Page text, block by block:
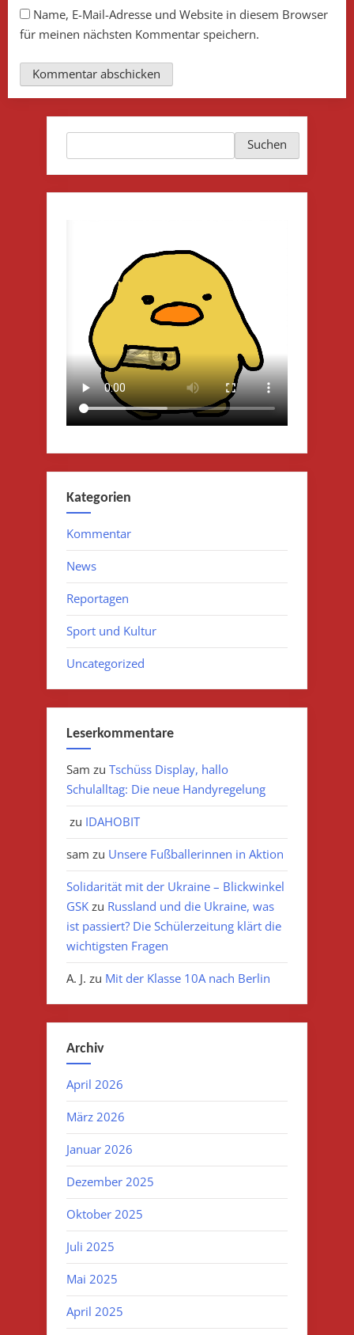
Name, E-Mail-Adresse und Website in diesem Browser
für meinen nächsten Kommentar speichern.
Suchen
Kategorien
Kommentar
News
Reportagen
Sport und Kultur
Uncategorized
Leserkommentare
Sam zu Tschüss Display, hallo
Schulalltag: Die neue Handyregelung
zu IDAHOBIT
sam zu Unsere Fußballerinnen in Aktion
Solidarität mit der Ukraine – Blickwinkel
GSK zu Russland und die Ukraine, was
ist passiert? Die Schülerzeitung klärt die
wichtigsten Fragen
A. J. zu Mit der Klasse 10A nach Berlin
Archiv
April 2026
März 2026
Januar 2026
Dezember 2025
Oktober 2025
Juli 2025
Mai 2025
April 2025